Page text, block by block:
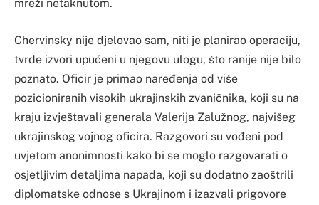
mreži netaknutom.
Chervinsky nije djelovao sam, niti je planirao operaciju,
tvrde izvori upućeni u njegovu ulogu, što ranije nije bilo
poznato. Oficir je primao naređenja od više
pozicioniranih visokih ukrajinskih zvaničnika, koji su na
kraju izvještavali generala Valerija Zalužnog, najvišeg
ukrajinskog vojnog oficira. Razgovori su vođeni pod
uvjetom anonimnosti kako bi se moglo razgovarati o
osjetljivim detaljima napada, koji su dodatno zaoštrili
diplomatske odnose s Ukrajinom i izazvali prigovore